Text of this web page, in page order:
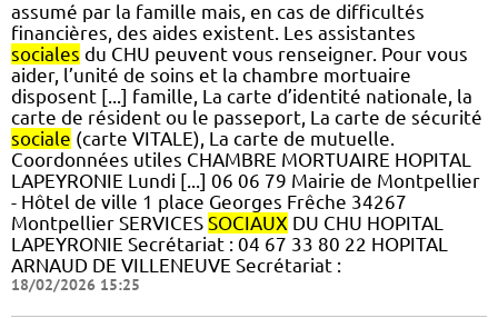
assumé par la famille mais, en cas de difficultés
financières, des aides existent. Les assistantes
sociales du CHU peuvent vous renseigner. Pour vous
aider, l’unité de soins et la chambre mortuaire
disposent [...] famille, La carte d’identité nationale, la
carte de résident ou le passeport, La carte de sécurité
sociale (carte VITALE), La carte de mutuelle.
Coordonnées utiles CHAMBRE MORTUAIRE HOPITAL
LAPEYRONIE Lundi [...] 06 06 79 Mairie de Montpellier
- Hôtel de ville 1 place Georges Frêche 34267
Montpellier SERVICES SOCIAUX DU CHU HOPITAL
LAPEYRONIE Secrétariat : 04 67 33 80 22 HOPITAL
ARNAUD DE VILLENEUVE Secrétariat :
18/02/2026 15:25